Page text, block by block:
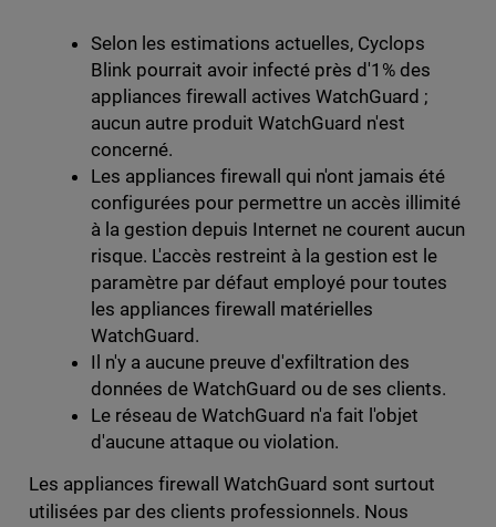
Selon les estimations actuelles, Cyclops
Blink pourrait avoir infecté près d'1% des
appliances firewall actives WatchGuard ;
aucun autre produit WatchGuard n'est
concerné.
Les appliances firewall qui n'ont jamais été
configurées pour permettre un accès illimité
à la gestion depuis Internet ne courent aucun
risque. L'accès restreint à la gestion est le
paramètre par défaut employé pour toutes
les appliances firewall matérielles
WatchGuard.
Il n'y a aucune preuve d'exfiltration des
données de WatchGuard ou de ses clients.
Le réseau de WatchGuard n'a fait l'objet
d'aucune attaque ou violation.
Les appliances firewall WatchGuard sont surtout
utilisées par des clients professionnels. Nous